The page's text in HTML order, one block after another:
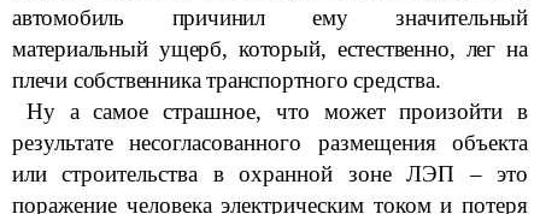
автомобиль причинил ему значительный
материальный ущерб, который, естественно, лег на
плечи собственника транспортного средства.
Ну а самое страшное, что может произойти в
результате несогласованного размещения объекта
или строительства в охранной зоне ЛЭП – это
поражение человека электрическим током и потеря